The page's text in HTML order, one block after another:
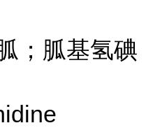
；胍基氢碘